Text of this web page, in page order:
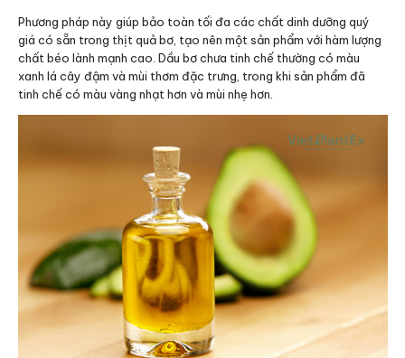
Phương pháp này giúp bảo toàn tối đa các chất dinh dưỡng quý
giá có sẵn trong thịt quả bơ, tạo nên một sản phẩm với hàm lượng
chất béo lành mạnh cao. Dầu bơ chưa tinh chế thường có màu
xanh lá cây đậm và mùi thơm đặc trưng, trong khi sản phẩm đã
tinh chế có màu vàng nhạt hơn và mùi nhẹ hơn.